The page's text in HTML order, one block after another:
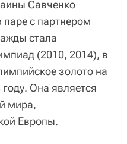
Савченко
с партнером
стала
(2010, 2014), в
золото на
Она является
мира,
Европы.